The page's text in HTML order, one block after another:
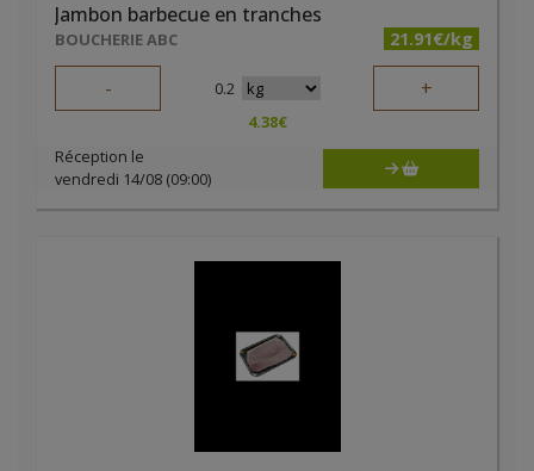
Jambon barbecue en tranches
BOUCHERIE ABC 21.91€/kg
- 0.2 +
4.38€
Réception le
vendredi 14/08 (09:00)